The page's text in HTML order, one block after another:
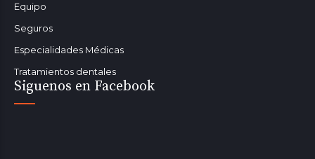
Equipo
Seguros
Especialidades Médicas
Tratamientos dentales
Siguenos en Facebook